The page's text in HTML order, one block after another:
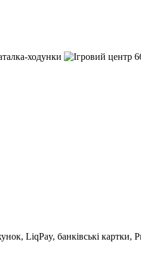
LiqPay, банківські